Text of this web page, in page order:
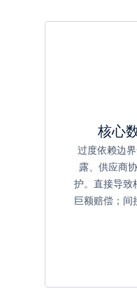
核心
过度依赖边
露、供应商
护。直接导致
巨额赔偿；间